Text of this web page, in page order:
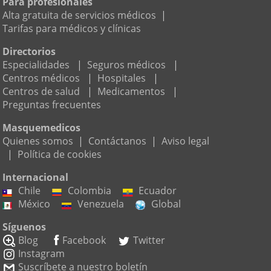
Alta gratuita de servicios médicos |
Tarifas para médicos y clínicas
Directorios
Especialidades
| Seguros médicos
|
Centros médicos
| Hospitales
|
Centros de salud
| Medicamentos
|
Preguntas frecuentes
Masquemedicos
Quienes somos | Contáctanos | Aviso legal
| Política de cookies
Internacional
Chile
Colombia
Ecuador
México
Venezuela
Global
Síguenos
Blog
Facebook
Twitter
Instagram
Suscríbete a nuestro boletín